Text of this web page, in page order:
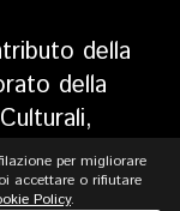
della
della
Legge
8 comma
per migliorare
accettare o rifiutare
Policy.